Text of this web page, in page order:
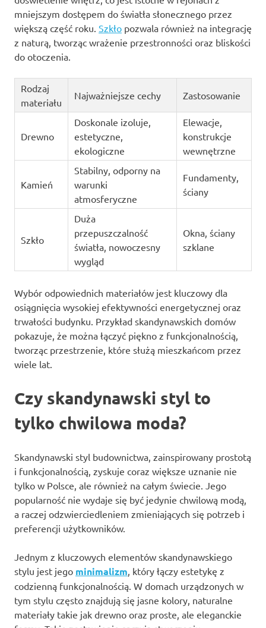
mniejszym dostępem do światła słonecznego przez
większą część roku. Szkło pozwala również na integrację
z naturą, tworząc wrażenie przestronności oraz bliskości
do otoczenia.
Rodzaj
materiału
Najważniejsze cechy Zastosowanie
Drewno
Doskonale izoluje,
estetyczne,
ekologiczne
Elewacje,
konstrukcje
wewnętrzne
Kamień
Stabilny, odporny na
warunki
atmosferyczne
Fundamenty,
ściany
Szkło
Duża
przepuszczalność
światła, nowoczesny
wygląd
Okna, ściany
szklane
Wybór odpowiednich materiałów jest kluczowy dla
osiągnięcia wysokiej efektywności energetycznej oraz
trwałości budynku. Przykład skandynawskich domów
pokazuje, że można łączyć piękno z funkcjonalnością,
tworząc przestrzenie, które służą mieszkańcom przez
wiele lat.
Czy skandynawski styl to
tylko chwilowa moda?
Skandynawski styl budownictwa, zainspirowany prostotą
i funkcjonalnością, zyskuje coraz większe uznanie nie
tylko w Polsce, ale również na całym świecie. Jego
popularność nie wydaje się być jedynie chwilową modą,
a raczej odzwierciedleniem zmieniających się potrzeb i
preferencji użytkowników.
Jednym z kluczowych elementów skandynawskiego
stylu jest jego minimalizm , który łączy estetykę z
codzienną funkcjonalnością. W domach urządzonych w
tym stylu często znajdują się jasne kolory, naturalne
materiały takie jak drewno oraz proste, ale eleganckie